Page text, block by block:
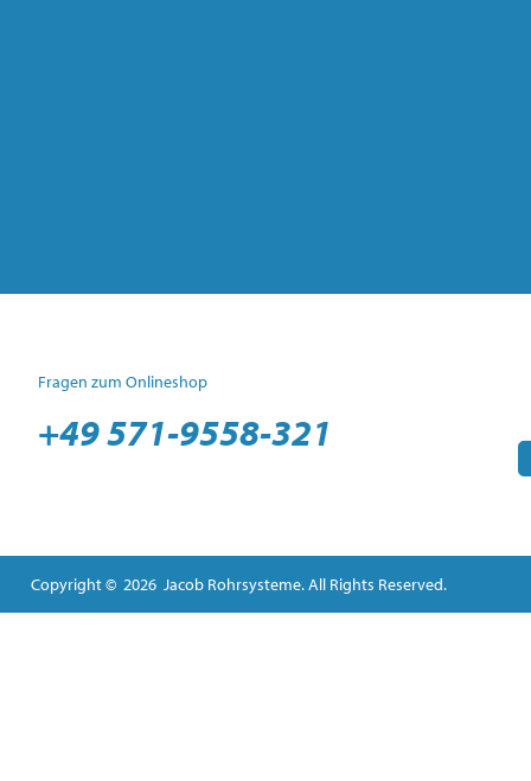
Fragen zum Onlineshop
+49 571-9558-321
Copyright © 2026 Jacob Rohrsysteme. All Rights Reserved.